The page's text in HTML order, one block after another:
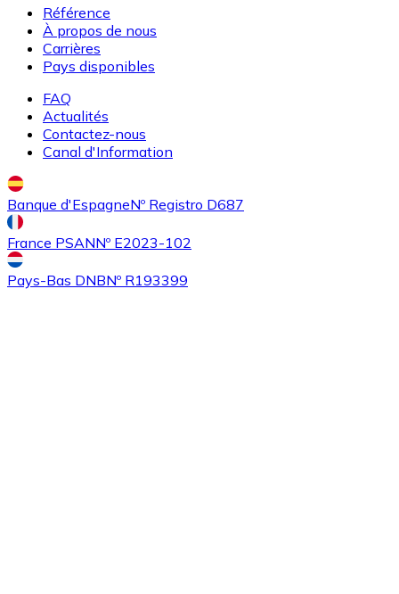
Référence
À propos de nous
Carrières
Pays disponibles
FAQ
Actualités
Contactez-nous
Canal d'Information
Banque d'EspagneNº Registro D687
France PSANNº E2023-102
Pays-Bas DNBNº R193399